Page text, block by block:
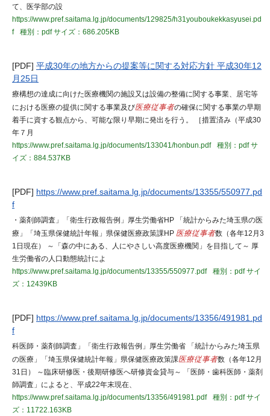
て、医学部の設
https://www.pref.saitama.lg.jp/documents/129825/h31youboukekkasyusei.pd
f
種別：pdfサイズ：686.205KB
[PDF] 平成30年の地方からの提案等に関する対応方針 平成30年12
月25日
療構想の達成に向けた医療機関の施設又は設備の整備に関する事業、居宅等
における医療の提供に関する事業及び医療従事者の確保に関する事業の早期
着手に資する観点から、可能な限り早期に発出を行う。 ［措置済み（平成30
年７月
https://www.pref.saitama.lg.jp/documents/133041/honbun.pdf
種別：pdfサ
イズ：884.537KB
[PDF] https://www.pref.saitama.lg.jp/documents/13355/550977.pd
f
・薬剤師調査」「衛生行政報告例」厚生労働省HP 「統計からみた埼玉県の医
療」「埼玉県保健統計年報」県保健医療政策課HP 医療従事者数（各年12月3
1日現在） ～「森の中にある、人にやさしい高度医療機関」を目指して～ 厚
生労働省の人口動態統計によ
https://www.pref.saitama.lg.jp/documents/13355/550977.pdf
種別：pdfサイ
ズ：12439KB
[PDF] https://www.pref.saitama.lg.jp/documents/13356/491981.pd
f
科医師・薬剤師調査」「衛生行政報告例」厚生労働省 「統計からみた埼玉県
の医療」「埼玉県保健統計年報」県保健医療政策課医療従事者数（各年12月
31日） ～臨床研修医・後期研修医へ研修資金貸与～ 「医師・歯科医師・薬剤
師調査」によると、平成22年末現在、
https://www.pref.saitama.lg.jp/documents/13356/491981.pdf
種別：pdfサイ
ズ：11722.163KB